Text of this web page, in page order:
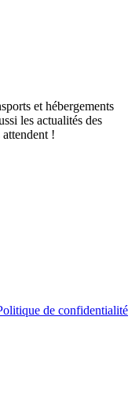
et hébergements
les actualités des
attendent !
de confidentialité